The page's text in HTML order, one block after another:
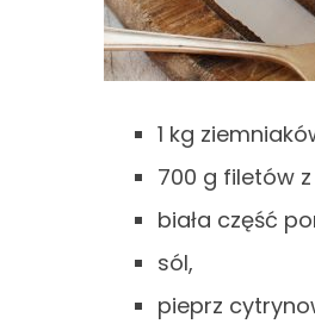
1 kg
700 g filetów
biała część
sól,
pieprz